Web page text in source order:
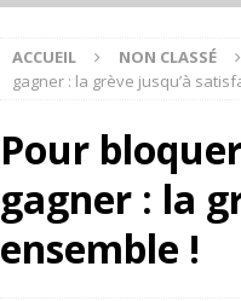
ACCUEIL NON CLASSÉ
gagner : la grève jusqu’à
Pour
gagner : la
ensemble !